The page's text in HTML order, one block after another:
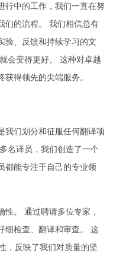
行中的工作，我们一直在努
们的流程。 我们相信总有
验、反馈和持续学习的文
会变得更好。 这种对卓越
得领先的尖端服务。
我们划分和征服任何翻译项
名译员，我们创造了一个
都能专注于自己的专业领
。 通过聘请多位专家，
细检查、翻译和审查。 这
，反映了我们对质量的坚